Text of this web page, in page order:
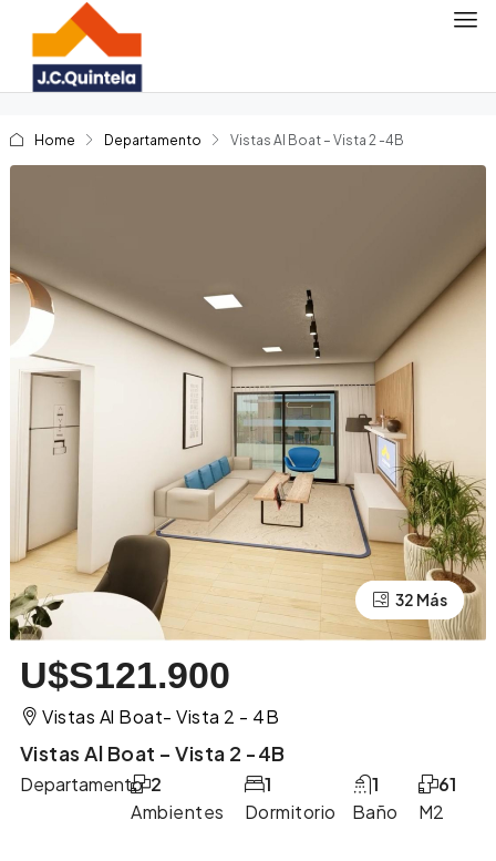
Home Departamento Vistas Al Boat – Vista 2 -4B
28 Más
32 Más
U$S121.900
Vistas Al Boat- Vista 2 - 4B
Vistas Al Boat – Vista 2 -4B
Departamento
Ambientes
2
Dormitorio
1
Baño
1
M2
61